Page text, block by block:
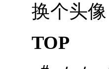
换个头
TOP